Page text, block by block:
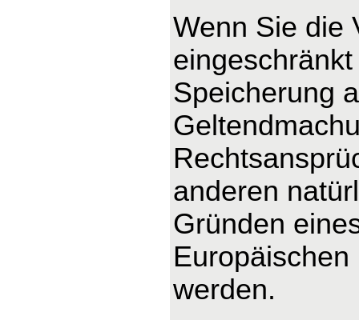
Wenn Sie die
Speicherung
anderen
Gründen
werden.